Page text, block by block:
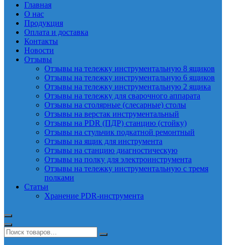
Главная
О нас
Продукция
Оплата и доставка
Контакты
Новости
Отзывы
Отзывы на тележку инструментальную 8 ящиков
Отзывы на тележку инструментальную 6 ящиков
Отзывы на тележку инструментальную 2 ящика
Отзывы на тележку для сварочного аппарата
Отзывы на столярные (слесарные) столы
Отзывы на верстак инструментальный
Отзывы на PDR (ПДР) станцию (стойку)
Отзывы на стульчик подкатной ремонтный
Отзывы на ящик для инструмента
Отзывы на станцию диагностическую
Отзывы на полку для электроинструмента
Отзывы на тележку инструментальную с тремя
полками
Статьи
Хранение PDR-инструмента